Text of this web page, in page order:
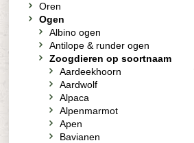
Oren
Ogen
Albino ogen
Antilope & runder ogen
Zoogdieren op soortnaam
Aardeekhoorn
Aardwolf
Alpaca
Alpenmarmot
Apen
Bavianen